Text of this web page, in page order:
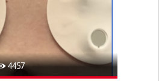
4457